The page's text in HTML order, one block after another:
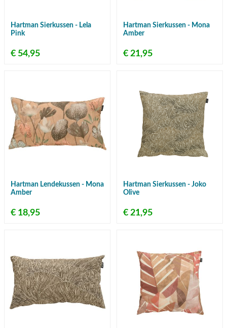
Hartman Sierkussen - Lela
Pink
€ 54,95
Hartman Sierkussen - Mona
Amber
€ 21,95
Hartman Lendekussen - Mona
Amber
€ 18,95
Hartman Sierkussen - Joko
Olive
€ 21,95